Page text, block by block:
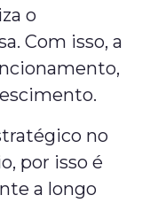
o
Com isso, a
no
por isso é
a longo